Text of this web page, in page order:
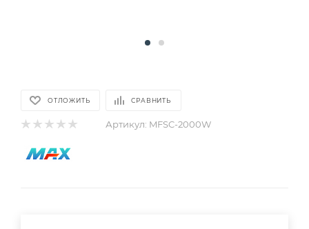
ОТЛОЖИТЬ СРАВНИТЬ
Артикул: MFSC-2000W